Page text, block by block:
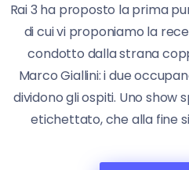
Rai 3 ha proposto la prima
di cui vi proponiamo la
condotto dalla strana
Marco Giallini: i due
dividono gli ospiti. Uno show
etichettato, che alla fine